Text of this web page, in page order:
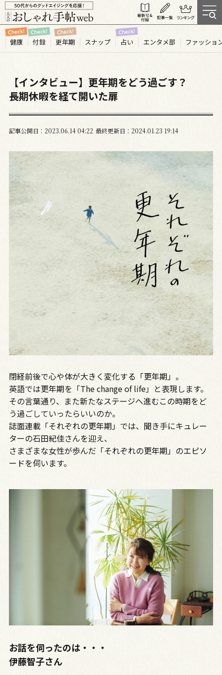
健康 付録 更年期 スナップ 占い エンタメ部 ファッショ
【インタビュー】更年期をどう過ごす？
長期休暇を経て開いた扉
記事公開日 2023.06 1404:22 最終更新日 2024.01.23 19:14
閉経前後で心や体が大きく変化する「更年期」。
英語では更年期を「The change of life」と表現します。
その言葉通り、また新たなステージへ進むこの時期をど
う過ごしていったらいいのか――。
誌面連載「それぞれの更年期」では、聞き手にキュレー
ターの石田紀佳さんを迎え、
さまざまな女性が歩んだ「それぞれの更年期」のエピソ
ードを伺います。
お話を伺ったのは・・・
伊藤智子さん